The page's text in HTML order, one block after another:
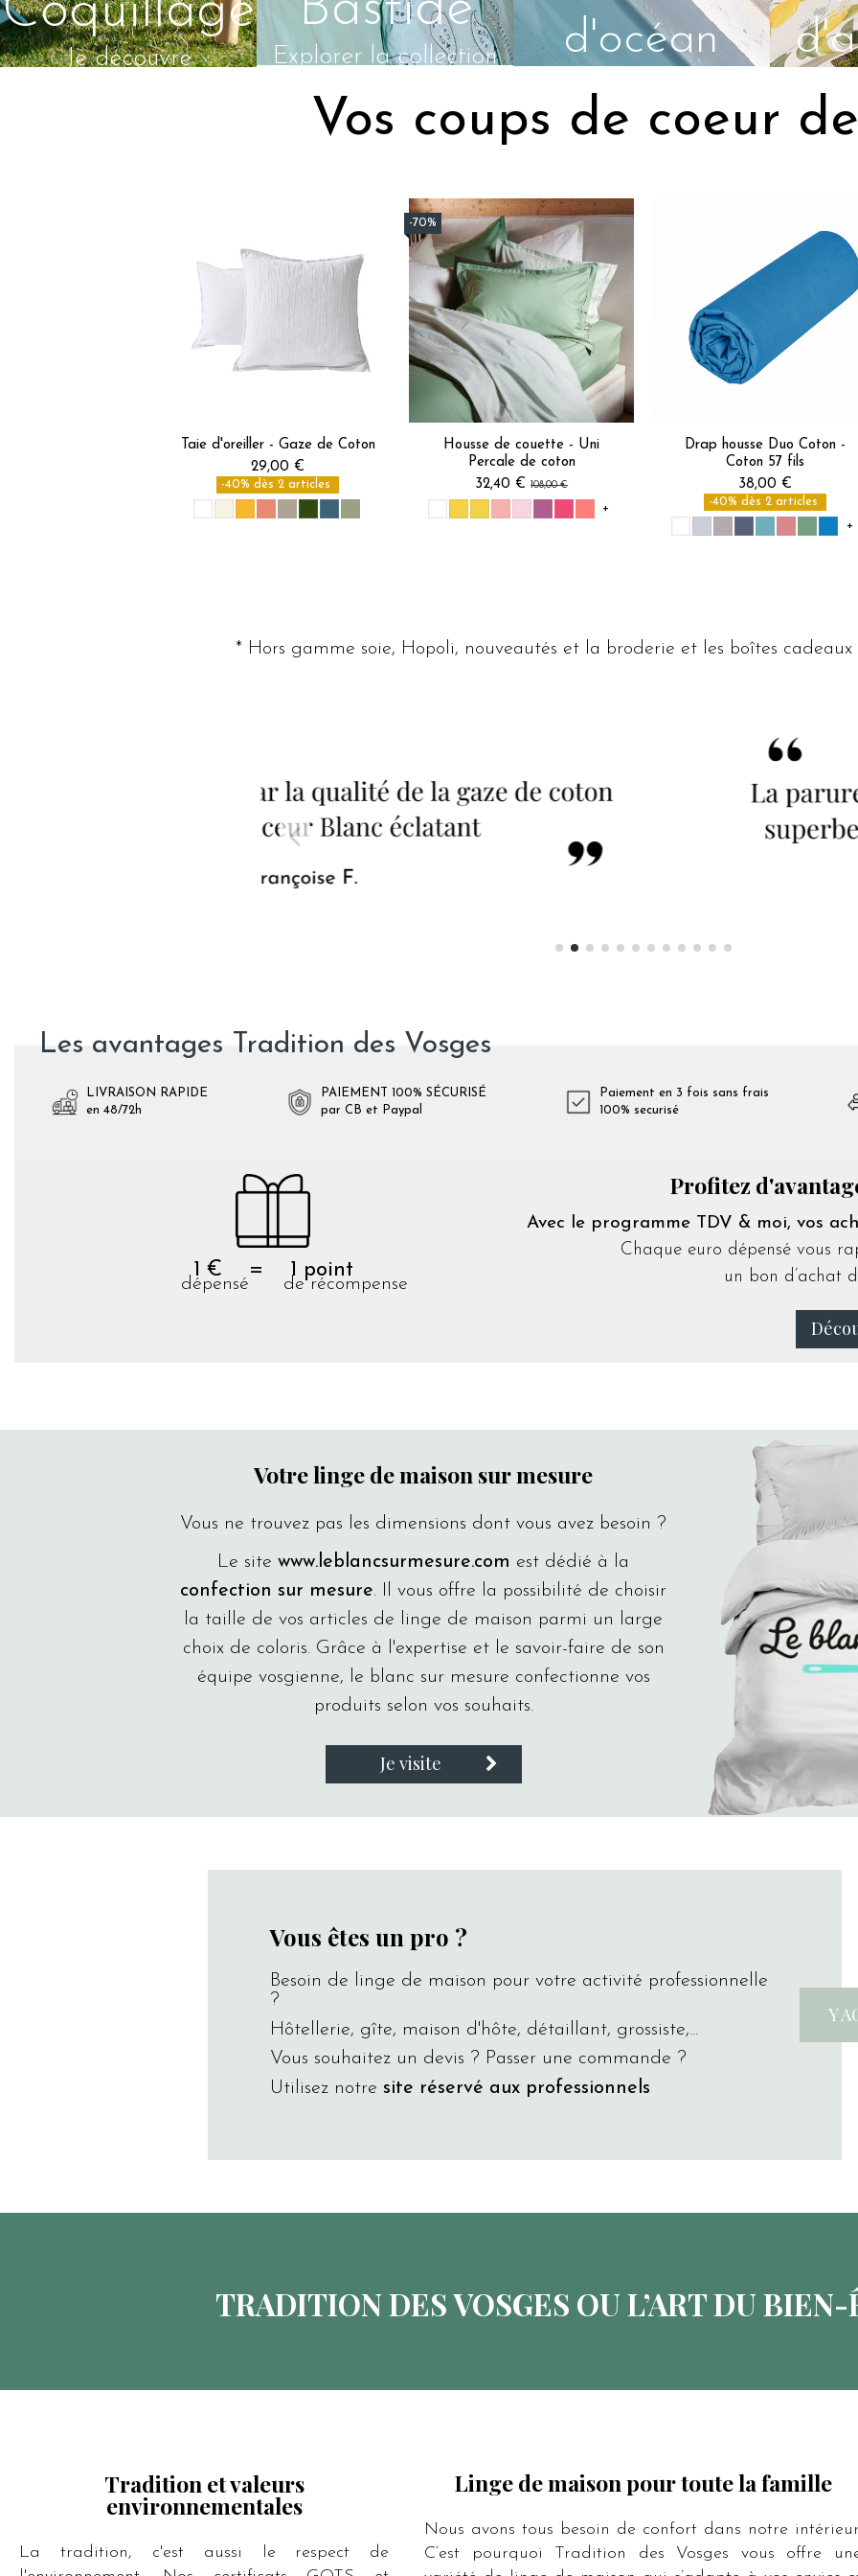
Coquillage
Je découvre Explorer la collection
d'océan
Vos coups de coeur
Taie d'oreiller - Gaze de Coton
29,00 €
-40% dès 2 articles
-70%
Housse de couette - Uni
Percale de coton
32,40 €108,00 €
+
Drap housse Duo Coton -
Coton 57 fils
38,00 €
-40% dès 2 articles
+
* Hors gamme soie, Hopoli, nouveautés et la broderie et les boîtes
Les avantages Tradition des Vosges
LIVRAISON RAPIDE
en 48/72h
PAIEMENT 100% SÉCURISÉ
par CB et Paypal
Paiement en 3 fois sans frais
100% securisé
1 € = 1 point
dépensé de récompense
Profitez
Avec le programme TDV & moi, vos
Chaque euro dépensé vous
un bon d’achat
Votre linge de maison sur mesure
Vous ne trouvez pas les dimensions dont vous avez besoin ?
Le site www.leblancsurmesure.com est dédié à la
confection sur mesure. Il vous offre la possibilité de choisir
la taille de vos articles de linge de maison parmi un large
choix de coloris. Grâce à l'expertise et le savoir-faire de son
équipe vosgienne, le blanc sur mesure confectionne vos
produits selon vos souhaits.
Je visite
Vous êtes un pro ?
Besoin de linge de maison pour votre activité professionnelle
?
Hôtellerie, gîte, maison d'hôte, détaillant, grossiste,...
Vous souhaitez un devis ? Passer une commande ?
Utilisez notre site réservé aux professionnels
Y
TRADITION DES VOSGES OU L’ART DU
Tradition et valeurs
environnementales
La tradition, c'est aussi le respect de
Linge de maison pour toute la famille
Nous avons tous besoin de confort dans notre
C’est pourquoi Tradition des Vosges vous offre